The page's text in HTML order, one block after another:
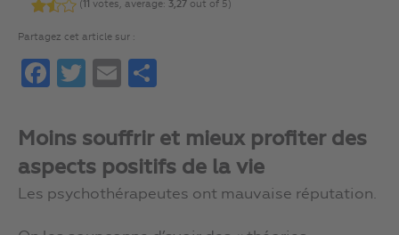
(11 votes, average: 3,27 out of 5)
Partagez cet article sur :
FacebookTwitterEmail
Moins souffrir et mieux profiter des
aspects positifs de la vie
Les psychothérapeutes ont mauvaise réputation.